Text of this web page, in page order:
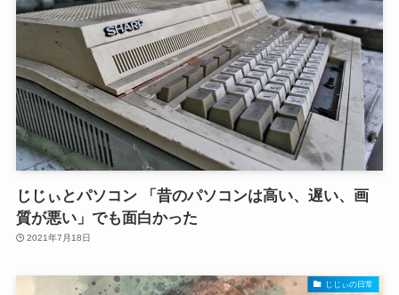
じじぃとパソコン 「昔のパソコンは高い、遅い、画
質が悪い」でも面白かった
2021年7月18日
じじぃの日常